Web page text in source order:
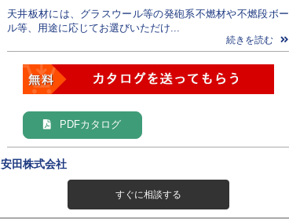
天井板材には、グラスウール等の発砲系不燃材や不燃段ボー
ル等、用途に応じてお選びいただけ...
続きを読む
PDFカタログ
安田株式会社
すぐに相談する